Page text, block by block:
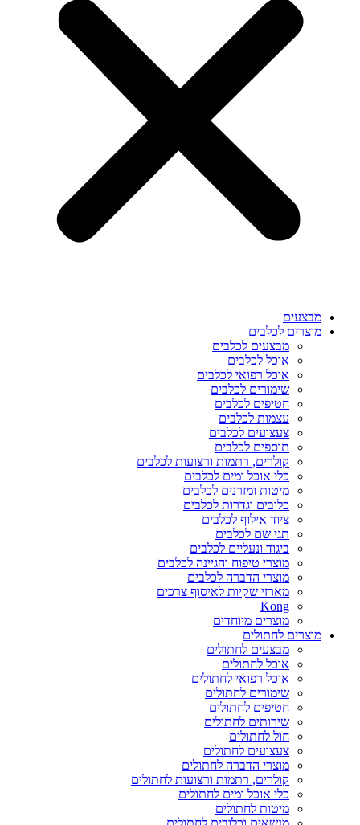
מבצעים
מוצרים לכלבים
מבצעים לכלבים
אוכל לכלבים
אוכל רפואי לכלבים
שימורים לכלבים
חטיפים לכלבים
עצמות לכלבים
צעצועים לכלבים
תוספים לכלבים
קולרים, רתמות ורצועות לכלבים
כלי אוכל ומים לכלבים
מיטות ומזרנים לכלבים
כלובים וגדרות לכלבים
ציוד אילוף לכלבים
תגי שם לכלבים
ביגוד ונעליים לכלבים
מוצרי טיפוח והגיינה לכלבים
מוצרי הדברה לכלבים
מארזי שקיות לאיסוף צרכים
Kong
מוצרים מיוחדים
מוצרים לחתולים
מבצעים לחתולים
אוכל לחתולים
אוכל רפואי לחתולים
שימורים לחתולים
חטיפים לחתולים
שירותים לחתולים
חול לחתולים
צעצועים לחתולים
מוצרי הדברה לחתולים
קולרים, רתמות ורצועות לחתולים
כלי אוכל ומים לחתולים
מיטות לחתולים